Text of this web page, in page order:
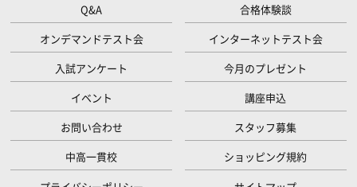
Q&A
合格体験談
オンデマンドテスト会
インターネットテスト会
入試アンケート
今月のプレゼント
イベント
講座申込
お問い合わせ
スタッフ募集
中高一貫校
ショッピング規約